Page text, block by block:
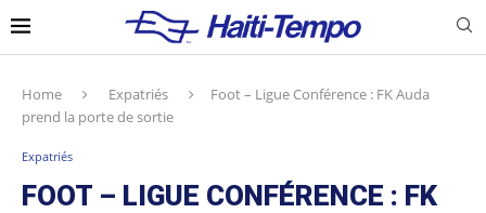
Home Expatriés
Foot – Ligue Conférence : FK Auda
prend la porte de sortie
Expatriés
FOOT – LIGUE CONFÉRENCE : FK